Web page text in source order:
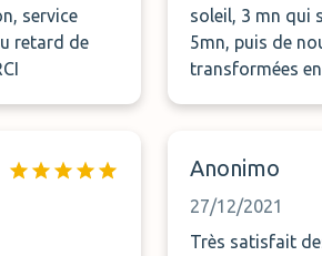
service
retard de
MERCI
soleil, 3 mn qui
5mn, puis de
transformées
Anonimo
27/12/2021
Très satisfait